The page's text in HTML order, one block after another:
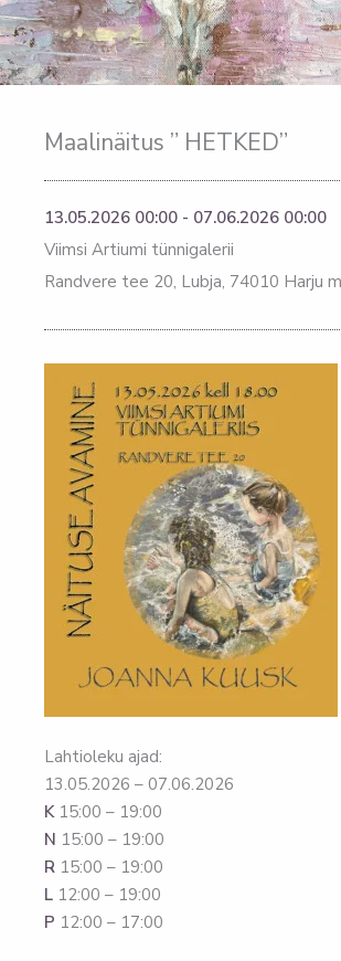
Maalinäitus ” HETKED”
13.05.2026 00:00 - 07.06.2026 00:00
Viimsi Artiumi tünnigalerii
Randvere tee 20, Lubja, 74010 Harju
Lahtioleku ajad:
13.05.2026 – 07.06.2026
K 15:00 – 19:00
N 15:00 – 19:00
R 15:00 – 19:00
L 12:00 – 19:00
P 12:00 – 17:00